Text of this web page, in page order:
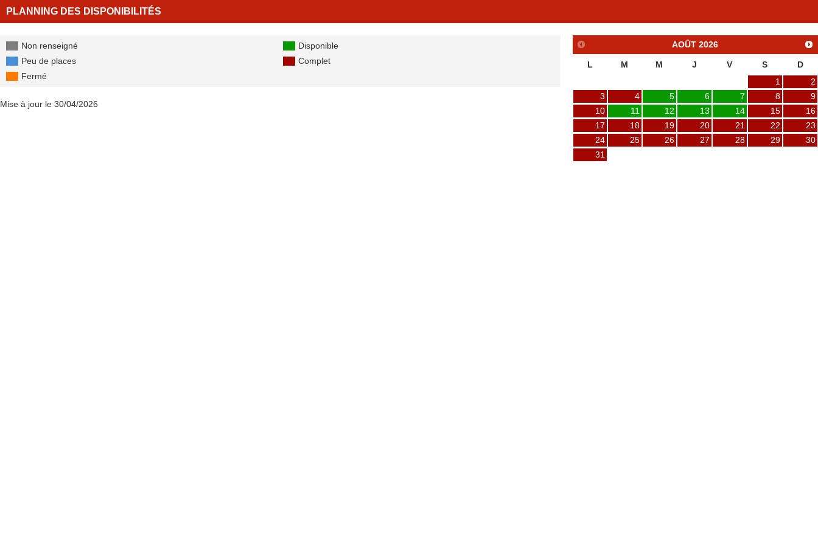
PLANNING DES DISPONIBILITÉS
Non renseigné
Disponible
Peu de places
Complet
Fermé
AOÛT 2026
L M M J V S
D
1
2
3
4 5 6 7 8
9
10
11 12 13 14 15
16
17
18 19 20 21 22
23
24
25 26 27 28 29
30
31
Mise à jour le 30/04/2026